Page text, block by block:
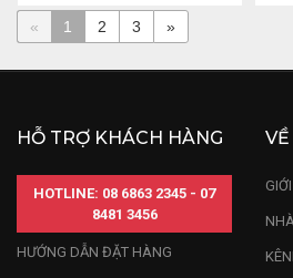
« 1 2 3 »
HỖ TRỢ KHÁCH HÀNG
HOTLINE: 08 6863 2345 - 07
8481 3456
HƯỚNG DẪN ĐẶT HÀNG